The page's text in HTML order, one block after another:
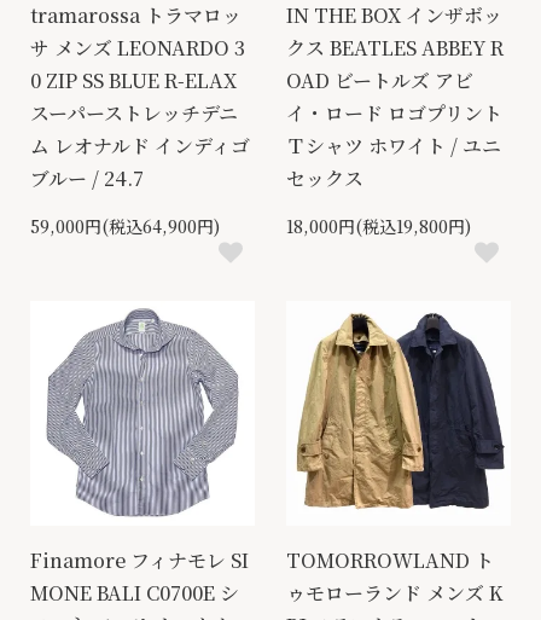
tramarossa トラマロッ
サ メンズ LEONARDO 3
0 ZIP SS BLUE R-ELAX
スーパーストレッチデニ
ム レオナルド インディゴ
ブルー / 24.7
59,000円(税込64,900円)
IN THE BOX インザボッ
クス BEATLES ABBEY R
OAD ビートルズ アビ
イ・ロード ロゴプリント
Ｔシャツ ホワイト / ユニ
セックス
18,000円(税込19,800円)
Finamore フィナモレ SI
MONE BALI C0700E シ
TOMORROWLAND ト
ゥモローランド メンズ K